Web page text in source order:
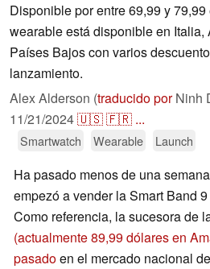
Disponible por entre 69,99 y
wearable está disponible en
Países Bajos con varios
lanzamiento.
Alex Alderson (traducido porNinh
11/21/2024🇺🇸🇫🇷 ...
Smartwatch Wearable Launch
Ha pasado menos de una
empezó a vender la Smart Band
Como referencia, la sucesora de
(actualmente 89,99 dólares en
pasadoen el mercado nacional